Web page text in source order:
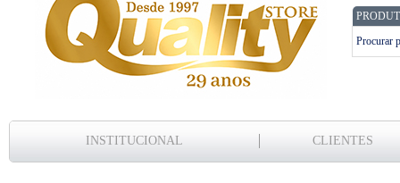
INSTITUCIONAL CLIENTES